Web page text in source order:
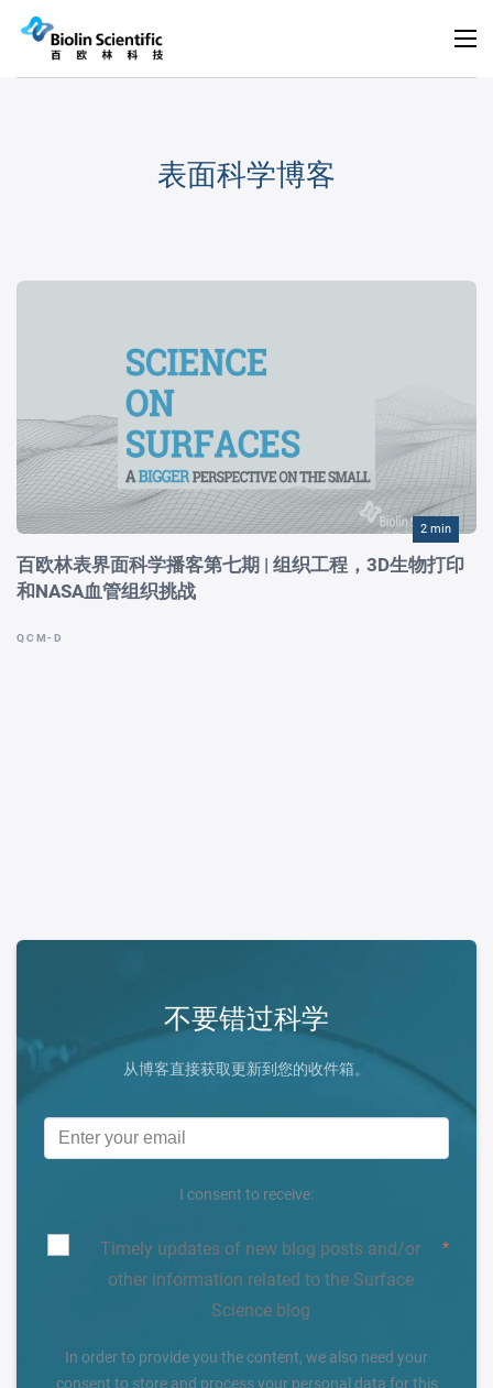
表面科学博客
2 min
百欧林表界面科学播客第七期 | 组织工程，3D生物打印
和NASA血管组织挑战
QCM-D
不要错过科学
从博客直接获取更新到您的收件箱。
I consent to receive:
Timely updates of new blog posts and/or
other information related to the Surface
Science blog
*
In order to provide you the content, we also need your
consent to store and process your personal data for this